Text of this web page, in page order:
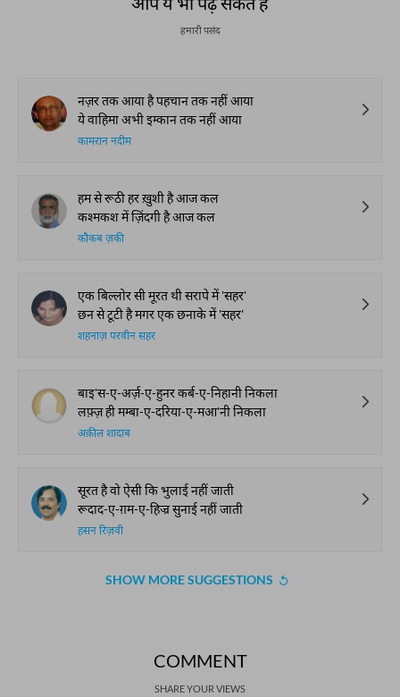
हमारी पसंद
नज़र तक आया है पहचान तक नहीं आया
ये वाहिमा अभी इम्कान तक नहीं आया
कामरान नदीम
हम से रूठी हर ख़ुशी है आज कल
कश्मकश में ज़िंदगी है आज कल
काैकब ज़की
एक बिल्लोर सी मूरत थी सरापे में 'सहर'
छन से टूटी है मगर एक छनाके में 'सहर'
शहनाज़ परवीन सहर
बाइ'स-ए-अर्ज़-ए-हुनर कर्ब-ए-निहानी निकला
लफ़्ज़ ही मम्बा-ए-दरिया-ए-मआ'नी निकला
अक़ील शादाब
सूरत है वो ऐसी कि भुलाई नहीं जाती
रूदाद-ए-ग़म-ए-हिज्र सुनाई नहीं जाती
हसन रिज़वी
SHOW MORE SUGGESTIONS
COMMENT
SHARE YOUR VIEWS